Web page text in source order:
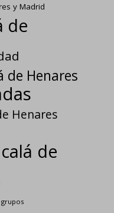
y Madrid
de
de Henares
Henares
de
grupos